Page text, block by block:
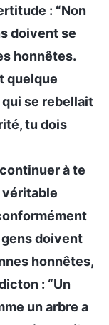
: “Non
doivent se
honnêtes.
quelque
se rebellait
tu dois
à te
véritable
gens doivent
honnêtes,
: “Un
un arbre a